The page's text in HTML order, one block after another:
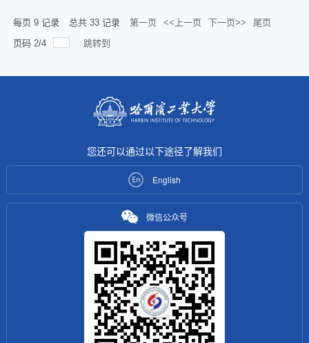
每页 9记录 总共 33记录 第一页 <<上一页 下一页>>
尾页
页码 2/4 跳转到
您还可以通过以下途径了解我们
English
微信公众号